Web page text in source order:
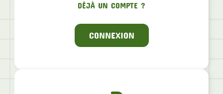
DÉJÀ UN COMPTE ?
CONNEXION